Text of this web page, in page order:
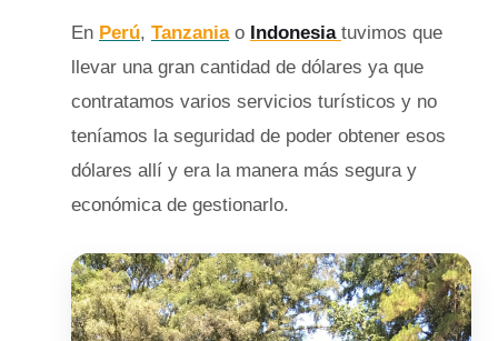
En Perú, Tanzaniao Indonesia tuvimos que
llevar una gran cantidad de dólares ya que
contratamos varios servicios turísticos y no
teníamos la seguridad de poder obtener esos
dólares allí y era la manera más segura y
económica de gestionarlo.